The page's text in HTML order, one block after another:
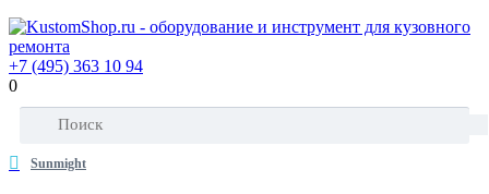
+7 (495) 363 10 94
0
Sunmight